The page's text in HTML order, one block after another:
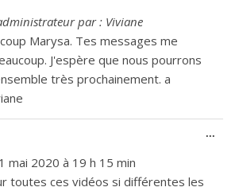
par : Viviane
Marysa. Tes messages me
J'espère que nous pourrons
très prochainement. a
mai 2020 à 19 h 15 min
toutes ces vidéos si différentes les
...